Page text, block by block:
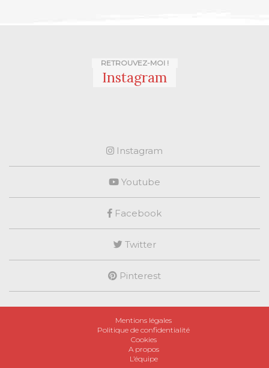
RETROUVEZ-MOI !
Instagram
Instagram
Youtube
Facebook
Twitter
Pinterest
Mentions légales
Politique de confidentialité
Cookies
A propos
L’équipe